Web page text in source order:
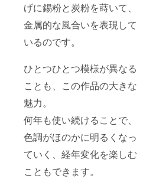
げに錫粉と炭粉を蒔いて、
金属的な風合いを表現して
いるのです。
ひとつひとつ模様が異なる
ことも、この作品の大きな
魅力。
何年も使い続けることで、
色調がほのかに明るくなっ
ていく、経年変化を楽しむ
こともできます。